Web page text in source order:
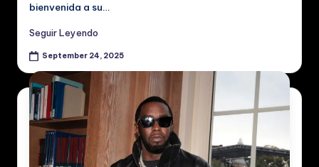
bienvenida a su…
Seguir Leyendo
September 24, 2025